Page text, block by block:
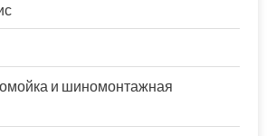
и шиномонтажная